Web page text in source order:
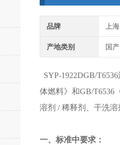
品牌 上
产地类别 国产
SYP-1922DGB/
体燃料》和GB/T6536
溶剂 / 稀释剂、干洗
一、标准中要求：